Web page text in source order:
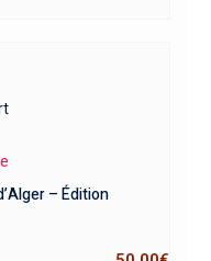
– Édition